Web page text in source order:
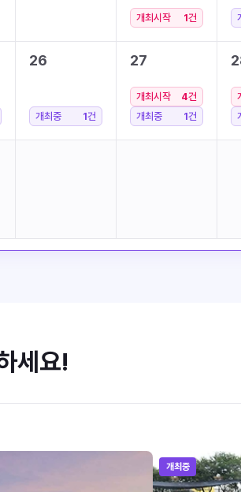
개최시작 1건
26
개최중 1건
27
개최시작 4건
개최중
1건
세요!
개최중